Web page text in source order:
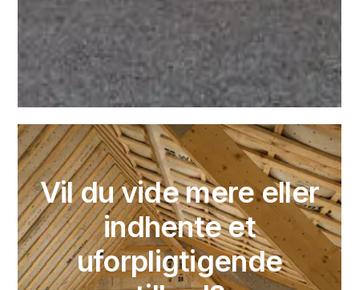
Vil du vide mere eller
indhente et
uforpligtigende